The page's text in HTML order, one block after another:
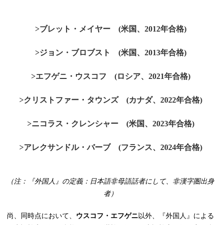
>ブレット・メイヤー (米国、2012年合格)
>ジョン・ブロブスト (米国、2013年合格)
>エフゲニ・ウスコフ (ロシア、2021年合格)
>クリストファー・タウンズ (カナダ、2022年合格)
>ニコラス・クレンシャー (米国、2023年合格)
>アレクサンドル・バーブ (フランス、2024年合格)
（注：『外国人』の定義：日本語非母語話者にして、非漢字圏出身
者）
尚、同時点において、 ウスコフ・エフゲニ以外、『外国人』による